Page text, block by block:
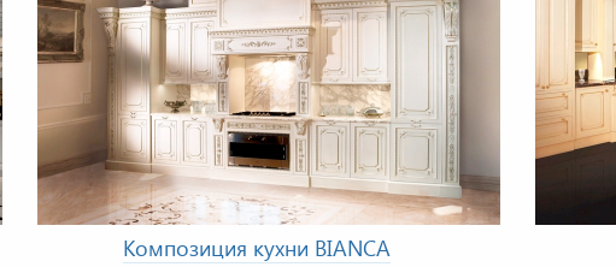
Композиция кухни BIANCA